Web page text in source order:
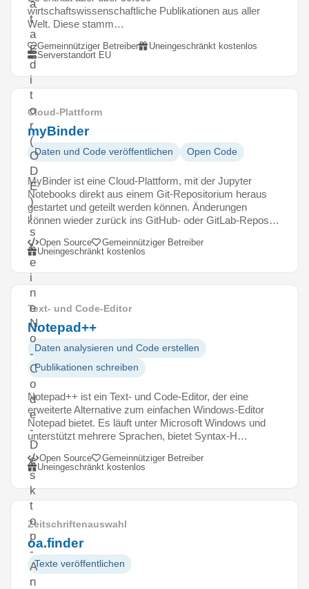
a
t
a
E
d
i
t
o
r
(
O
D
E
)
i
s
t
e
i
n
e
N
o
-
C
o
d
e
-
D
e
s
k
t
o
p
-
A
n
wirtschaftswissenschaftliche Publikationen aus aller
Welt. Diese stamm…
Gemeinnütziger Betreiber
Uneingeschränkt kostenlos
Serverstandort EU
Cloud-Plattform
myBinder
Daten und Code veröffentlichen Open Code
MyBinder ist eine Cloud-Plattform, mit der Jupyter
Notebooks direkt aus einem Git-Repositorium heraus
gestartet und geteilt werden können. Änderungen
können wieder zurück ins GitHub- oder GitLab-Repos…
Open Source
Gemeinnütziger Betreiber
Uneingeschränkt kostenlos
Text- und Code-Editor
Notepad++
Daten analysieren und Code erstellen
Publikationen schreiben
Notepad++ ist ein Text- und Code-Editor, der eine
erweiterte Alternative zum einfachen Windows-Editor
Notepad bietet. Es läuft unter Microsoft Windows und
unterstützt mehrere Sprachen, bietet Syntax-H…
Open Source
Gemeinnütziger Betreiber
Uneingeschränkt kostenlos
Zeitschriftenauswahl
oa.finder
Texte veröffentlichen